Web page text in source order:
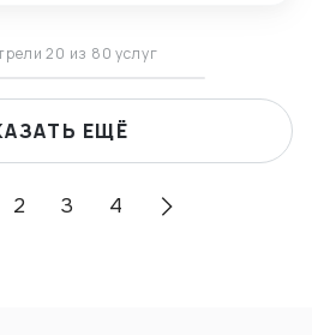
20 из 80 услуг
ЕЩЁ
2 3 4